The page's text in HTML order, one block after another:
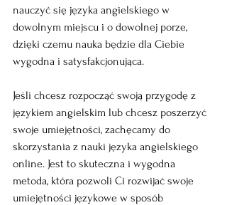
nauczyć się języka angielskiego w
dowolnym miejscu i o dowolnej porze,
dzięki czemu nauka będzie dla Ciebie
wygodna i satysfakcjonująca.
Jeśli chcesz rozpocząć swoją przygodę z
językiem angielskim lub chcesz poszerzyć
swoje umiejętności, zachęcamy do
skorzystania z nauki języka angielskiego
online. Jest to skuteczna i wygodna
metoda, która pozwoli Ci rozwijać swoje
umiejętności językowe w sposób